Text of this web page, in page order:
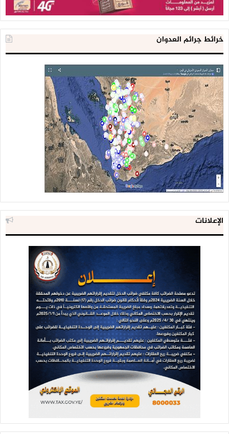
وأدائكم وتذليل الصعوبات التي تواجه هذا الجانب”.
وحث قيادة وكوادر الجهاز المركزي للرقابة والمحاسبة على التحرك
بفاعلية .. مؤكدا الإستعداد تقديم الدعم وتذليل الصعوبات أمام
المهام والأعمال الموكلة إليهم.
وخاطب الرئيس الصماد قيادة وكوادر الجهاز ” اعملوا حالة طوارئ
واستنفار لمواجهة الفساد، هذه الجبهة الخطيرة التي تنهش في
جسد الدولة أخرسوا ألسنة المزايدين، من يأت يتحدث عن أن هناك
فساد فليأتي الجهاز المركزي يتحرى ليحقق إن كان صحيحا يتم
محاسبة الفاسد وإحالته إلى القضاء وإن كان غير صحيح يعاقب هذا
المتجني على الآخرين “.
وقال ” من خلال أدائكم نستطيع القضاء على كل المظاهر السلبية
في هذا المجتمع الحي والنموذجي “.. موجها حكومة الإنقاذ ووزارة
المالية والبنك المركزي بدعم الجهاز للقيام بدوره من خلال توفير
الإمكانات المطلوبة بشكل استثنائي.
وأضاف ” إذا كان المندوبون في الوحدات الإقتصادية يرون الإيرادات
في حين أنهم في حاجة مادية لكن ضميرهم يمنعهم عن المساس
بها وخاصة إذا ترافق ذلك مع حالة التعفف، بحيث يكونوا قدوة
لموظفي بقية الوحدات الإيرادية “.
وتابع ” أنزلوا إلى المؤسسات التي كان ممنوع عليكم النزول إليها،
لا يوجد اليوم ما يستدعي غياب الجهاز عن أي وحدة إطلاقاً، يجب
تعزيز الشفافية والنزاهة، أنزلوا إلى الإتصالات والنفط وبقية
المؤسسات من الجمارك والضرائب لتكونوا على إطلاع وتقيموا أداء
هذه المؤسسات من خلال مراجعة ملفاتها فهي مؤسسات تابعة
للدولة، ويجب أن ينزل الجهاز بكل قوة وفاعلية لا يوجد جهة ممنوع
دخول الجهاز إليها “.
واستطرد ” من المهم جداً النزول إلى الجهات المعنية بالنفط مع
خرائط جرائم العدوان
الإعلانات